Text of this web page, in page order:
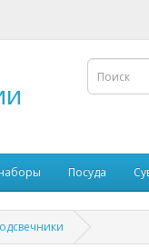
Посуда